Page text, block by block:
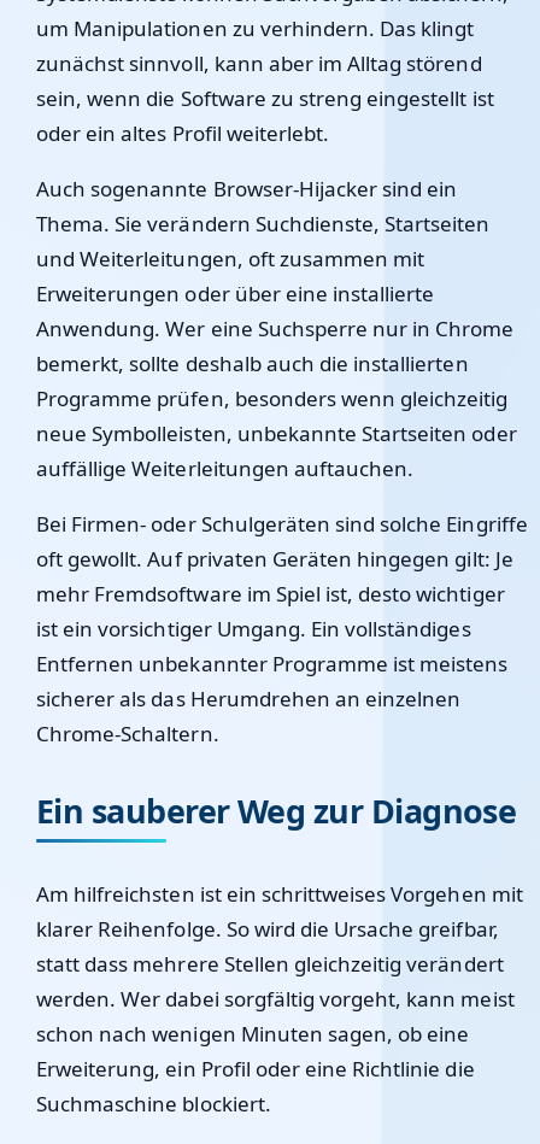
um Manipulationen zu verhindern. Das klingt
zunächst sinnvoll, kann aber im Alltag störend
sein, wenn die Software zu streng eingestellt ist
oder ein altes Profil weiterlebt.
Auch sogenannte Browser-Hijacker sind ein
Thema. Sie verändern Suchdienste, Startseiten
und Weiterleitungen, oft zusammen mit
Erweiterungen oder über eine installierte
Anwendung. Wer eine Suchsperre nur in Chrome
bemerkt, sollte deshalb auch die installierten
Programme prüfen, besonders wenn gleichzeitig
neue Symbolleisten, unbekannte Startseiten oder
auffällige Weiterleitungen auftauchen.
Bei Firmen- oder Schulgeräten sind solche Eingriffe
oft gewollt. Auf privaten Geräten hingegen gilt: Je
mehr Fremdsoftware im Spiel ist, desto wichtiger
ist ein vorsichtiger Umgang. Ein vollständiges
Entfernen unbekannter Programme ist meistens
sicherer als das Herumdrehen an einzelnen
Chrome-Schaltern.
Ein sauberer Weg zur Diagnose
Am hilfreichsten ist ein schrittweises Vorgehen mit
klarer Reihenfolge. So wird die Ursache greifbar,
statt dass mehrere Stellen gleichzeitig verändert
werden. Wer dabei sorgfältig vorgeht, kann meist
schon nach wenigen Minuten sagen, ob eine
Erweiterung, ein Profil oder eine Richtlinie die
Suchmaschine blockiert.